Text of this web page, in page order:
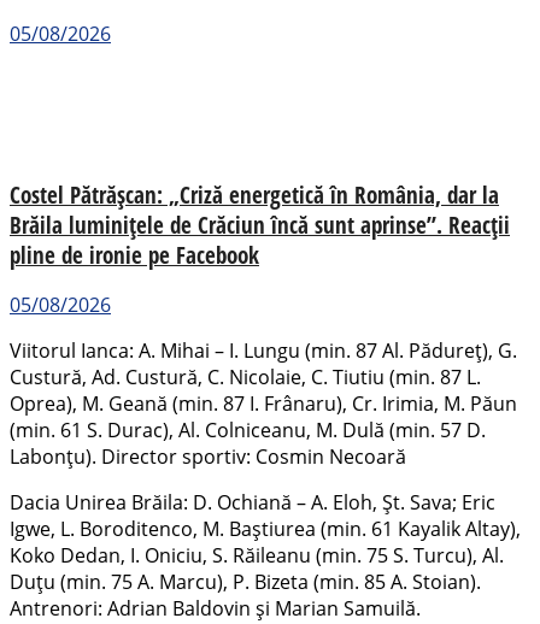
05/08/2026
Costel Pătrășcan: „Criză energetică în România, dar la
Brăila luminițele de Crăciun încă sunt aprinse”. Reacții
pline de ironie pe Facebook
05/08/2026
Viitorul Ianca: A. Mihai – I. Lungu (min. 87 Al. Pădureț), G.
Custură, Ad. Custură, C. Nicolaie, C. Tiutiu (min. 87 L.
Oprea), M. Geană (min. 87 I. Frânaru), Cr. Irimia, M. Păun
(min. 61 S. Durac), Al. Colniceanu, M. Dulă (min. 57 D.
Labonțu). Director sportiv: Cosmin Necoară
Dacia Unirea Brăila: D. Ochiană – A. Eloh, Șt. Sava; Eric
Igwe, L. Boroditenco, M. Baștiurea (min. 61 Kayalik Altay),
Koko Dedan, I. Oniciu, S. Răileanu (min. 75 S. Turcu), Al.
Duțu (min. 75 A. Marcu), P. Bizeta (min. 85 A. Stoian).
Antrenori: Adrian Baldovin și Marian Samuilă.